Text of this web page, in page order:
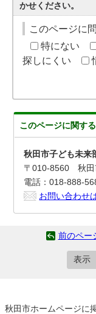
かせください。
このページに
特にない
探しにくい
このページに関する
秋田市子ども未
〒010-8560 秋田
電話：018-888-
お問い合わせ
前のペー
表示
秋田市ホームページに